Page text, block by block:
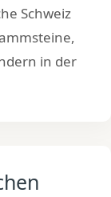
Schweiz
,
in der